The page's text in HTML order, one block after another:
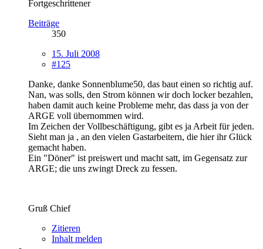
Fortgeschrittener
Beiträge
350
15. Juli 2008
#125
Danke, danke Sonnenblume50, das baut einen so richtig auf.
Nan, was solls, den Strom können wir doch locker bezahlen,
haben damit auch keine Probleme mehr, das dass ja von der
ARGE voll übernommen wird.
Im Zeichen der Vollbeschäftigung, gibt es ja Arbeit für jeden.
Sieht man ja , an den vielen Gastarbeitern, die hier ihr Glück
gemacht haben.
Ein "Döner" ist preiswert und macht satt, im Gegensatz zur
ARGE; die uns zwingt Dreck zu fessen.
Gruß Chief
Zitieren
Inhalt melden